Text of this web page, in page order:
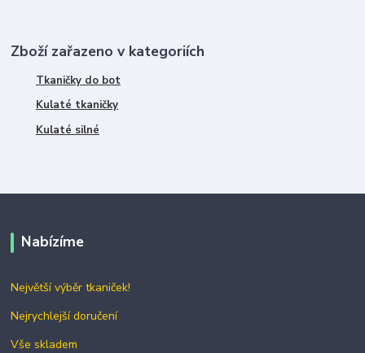
Zboží zařazeno v kategoriích
Tkaničky do bot
Kulaté tkaničky
Kulaté silné
Nabízíme
Největší výběr tkaniček!
Nejrychlejší doručení
Vše skladem